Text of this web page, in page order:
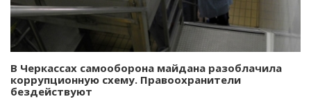
В Черкассах самооборона майдана разоблачила
коррупционную схему. Правоохранители
бездействуют